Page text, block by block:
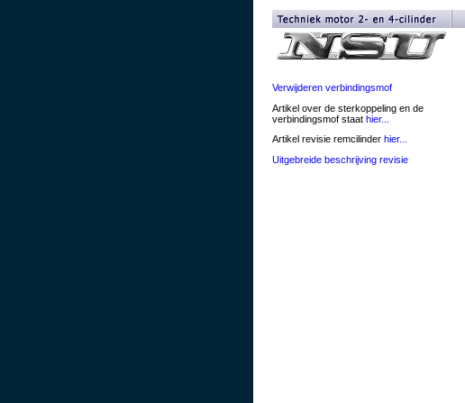
Verwijderen verbindingsmof
Artikel over de sterkoppeling en de
verbindingsmof staat hier...
Artikel revisie remcilinder hier...
Uitgebreide beschrijving revisie